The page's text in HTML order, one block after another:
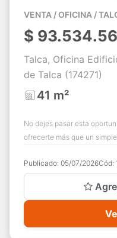
VENTA / OFICINA /
$
Talca, Oficina
de Talca (174271)
41 m²
No dejes pasar esta
ofrecerte más que un
Publicado: 05/07/2026Cód: